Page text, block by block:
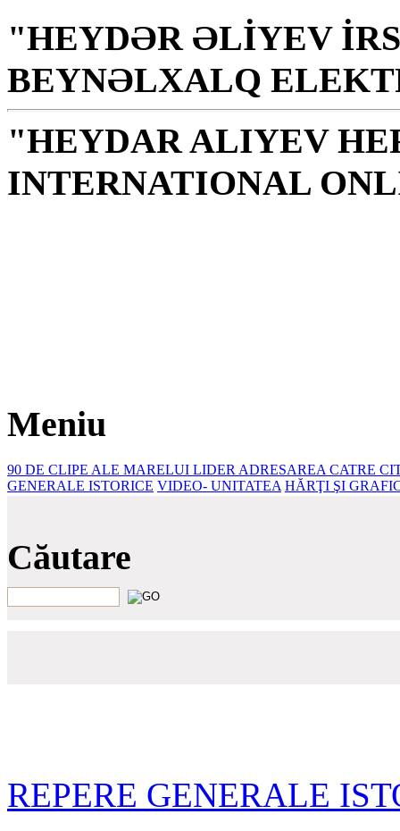
"HEYDƏR ƏLİYEV
BEYNƏLXALQ
"HEYDAR ALIYEV
INTERNATIONAL
Meniu
90 DE CLIPE ALE MARELUI LIDER ADRESAREA CATRE
GENERALE ISTORICE VIDEO- UNITATEA HĂRŢI ŞI
Căutare
REPERE GENERALE